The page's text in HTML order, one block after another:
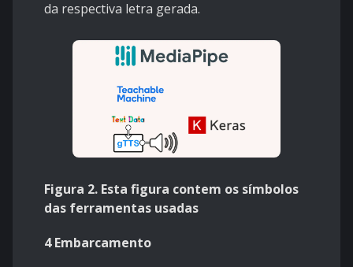
da respectiva letra gerada.
Figura 2. Esta figura contem os símbolos
das ferramentas usadas
4 Embarcamento